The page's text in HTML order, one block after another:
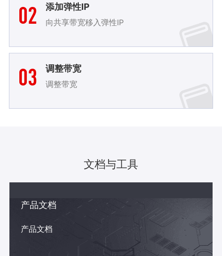
添加弹性IP
向共享带宽移入弹性IP
02
调整带宽
调整带宽
03
文档与工具
产品文档
产品文档